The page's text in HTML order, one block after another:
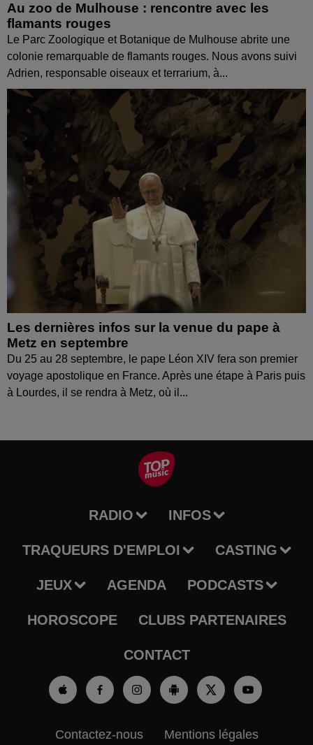
Au zoo de Mulhouse : rencontre avec les
flamants rouges
Le Parc Zoologique et Botanique de Mulhouse abrite une
colonie remarquable de flamants rouges. Nous avons suivi
Adrien, responsable oiseaux et terrarium, à...
Les dernières infos sur la venue du pape à
Metz en septembre
Du 25 au 28 septembre, le pape Léon XIV fera son premier
voyage apostolique en France. Après une étape à Paris puis
à Lourdes, il se rendra à Metz, où il...
RADIO INFOS
TRAQUEURS D'EMPLOI CASTING
JEUX AGENDA PODCASTS
HOROSCOPE CLUBS PARTENAIRES
CONTACT
Contactez-nous Mentions légales